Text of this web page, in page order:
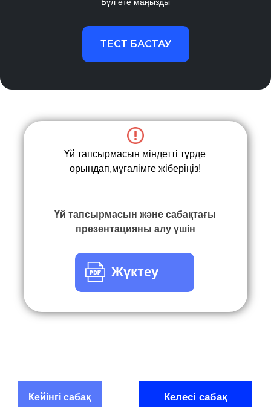
ТЕСТ БАСТАУ
Үй тапсырмасын және сабақтағы
презентацияны алу үшін
Жүктеу
Үй тапсырмасын міндетті түрде
орындап,мұғалімге жіберіңіз!
Келесі сабақ
Кейінгі сабақ